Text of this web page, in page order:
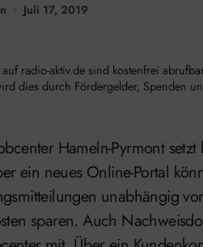
Juli 17, 2019
radio-aktiv.de sind kostenfrei
dies durch Fördergelder, Spenden
ein neues Online-Portal
unabhängig
sparen. Auch